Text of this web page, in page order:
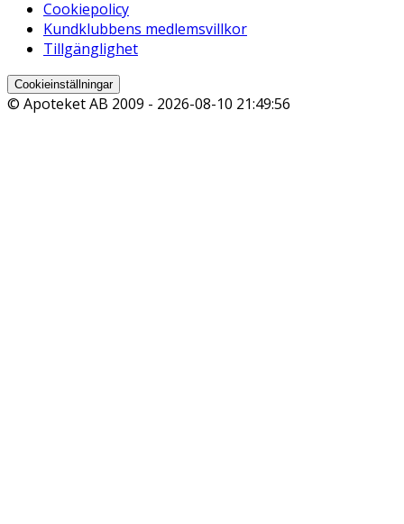
Cookiepolicy
Kundklubbens medlemsvillkor
Tillgänglighet
Cookieinställningar
© Apoteket AB 2009 - 2026-08-10 21:49:56